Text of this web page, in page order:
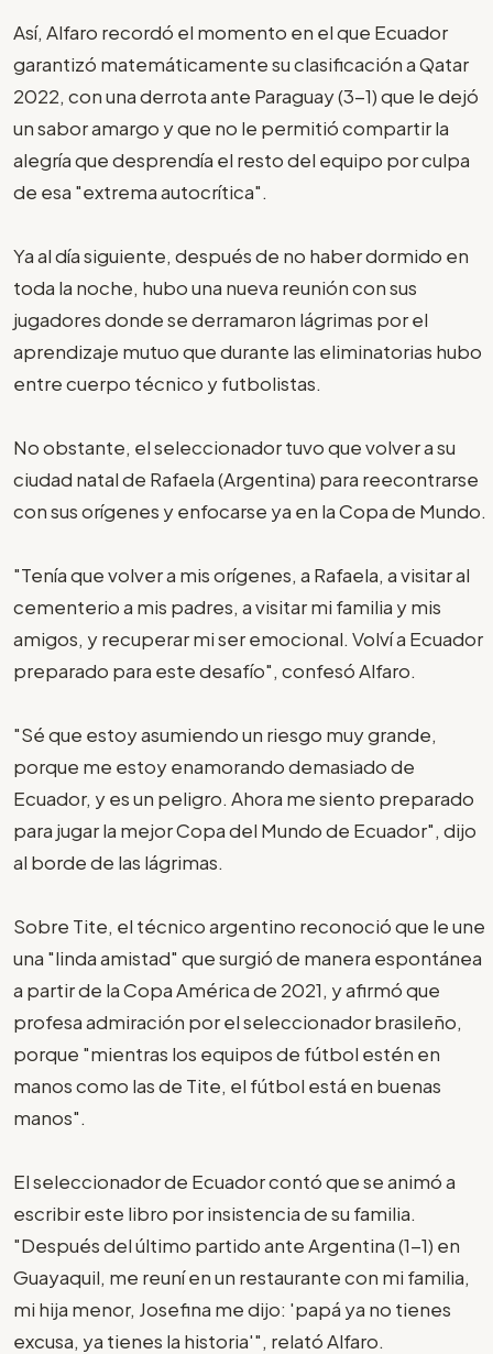
Así, Alfaro recordó el momento en el que Ecuador
garantizó matemáticamente su clasificación a Qatar
2022, con una derrota ante Paraguay (3-1) que le dejó
un sabor amargo y que no le permitió compartir la
alegría que desprendía el resto del equipo por culpa
de esa "extrema autocrítica".
Ya al día siguiente, después de no haber dormido en
toda la noche, hubo una nueva reunión con sus
jugadores donde se derramaron lágrimas por el
aprendizaje mutuo que durante las eliminatorias hubo
entre cuerpo técnico y futbolistas.
No obstante, el seleccionador tuvo que volver a su
ciudad natal de Rafaela (Argentina) para reecontrarse
con sus orígenes y enfocarse ya en la Copa de Mundo.
"Tenía que volver a mis orígenes, a Rafaela, a visitar al
cementerio a mis padres, a visitar mi familia y mis
amigos, y recuperar mi ser emocional. Volví a Ecuador
preparado para este desafío", confesó Alfaro.
"Sé que estoy asumiendo un riesgo muy grande,
porque me estoy enamorando demasiado de
Ecuador, y es un peligro. Ahora me siento preparado
para jugar la mejor Copa del Mundo de Ecuador", dijo
al borde de las lágrimas.
Sobre Tite, el técnico argentino reconoció que le une
una "linda amistad" que surgió de manera espontánea
a partir de la Copa América de 2021, y afirmó que
profesa admiración por el seleccionador brasileño,
porque "mientras los equipos de fútbol estén en
manos como las de Tite, el fútbol está en buenas
manos".
El seleccionador de Ecuador contó que se animó a
escribir este libro por insistencia de su familia.
"Después del último partido ante Argentina (1-1) en
Guayaquil, me reuní en un restaurante con mi familia,
mi hija menor, Josefina me dijo: 'papá ya no tienes
excusa, ya tienes la historia'", relató Alfaro.